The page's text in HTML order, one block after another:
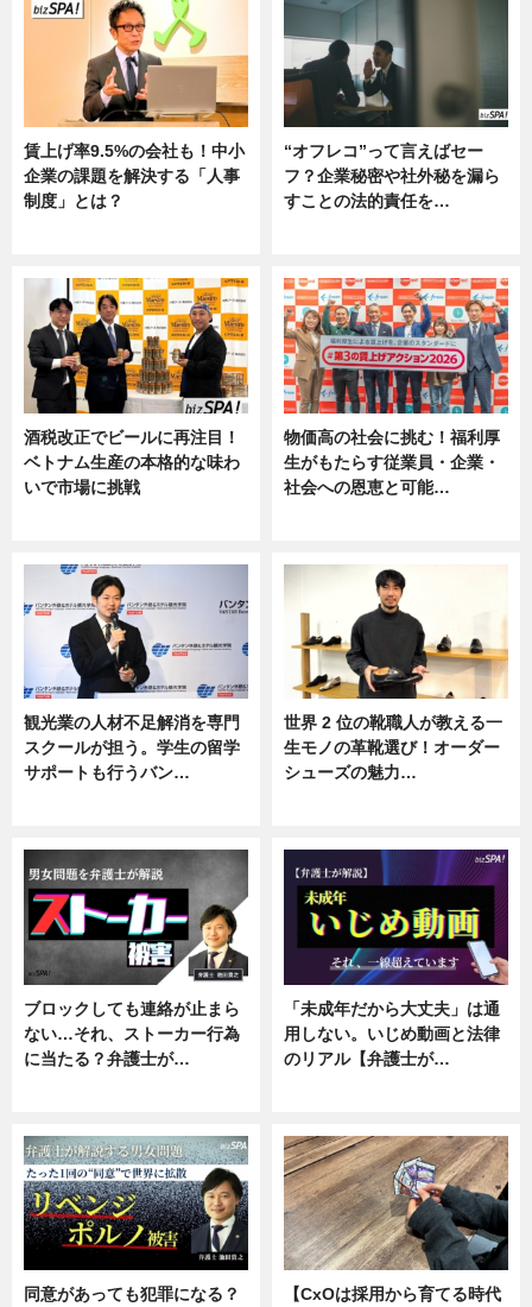
賃上げ率9.5%の会社も！中小
企業の課題を解決する「人事
制度」とは？
“オフレコ”って言えばセー
フ？企業秘密や社外秘を漏ら
すことの法的責任を…
酒税改正でビールに再注目！
ベトナム生産の本格的な味わ
いで市場に挑戦
物価高の社会に挑む！福利厚
生がもたらす従業員・企業・
社会への恩恵と可能…
観光業の人材不足解消を専門
スクールが担う。学生の留学
サポートも行うバン…
世界 2 位の靴職人が教える一
生モノの革靴選び！オーダー
シューズの魅力…
ブロックしても連絡が止まら
ない…それ、ストーカー行為
に当たる？弁護士が…
「未成年だから大丈夫」は通
用しない。いじめ動画と法律
のリアル【弁護士が…
同意があっても犯罪になる？
【CxOは採用から育てる時代